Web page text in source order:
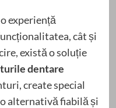
experiență
cât și
există o soluție
dentare
create special
alternativă fiabilă și